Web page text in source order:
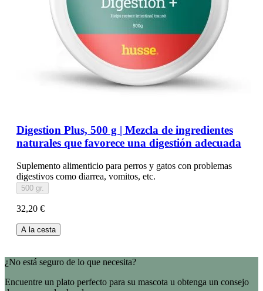
Digestion Plus, 500 g | Mezcla de ingredientes
naturales que favorece una digestión adecuada
Suplemento alimenticio para perros y gatos con problemas
digestivos como diarrea, vomitos, etc.
500 gr.
32,20 €
A la cesta
¿No está seguro de lo que necesita?
Encuentre un plato perfecto para su mascota u obtenga un consejo